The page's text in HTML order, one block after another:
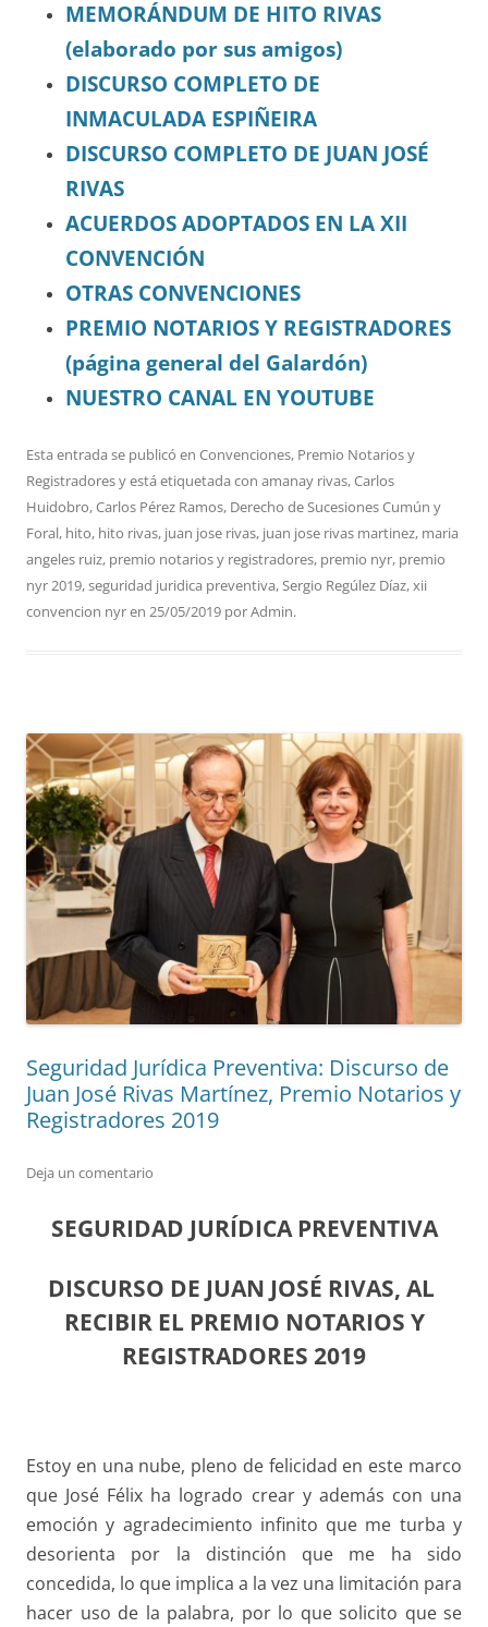
MEMORÁNDUM DE HITO RIVAS
(elaborado por sus amigos)
DISCURSO COMPLETO DE
INMACULADA ESPIÑEIRA
DISCURSO COMPLETO DE JUAN JOSÉ
RIVAS
ACUERDOS ADOPTADOS EN LA XII
CONVENCIÓN
OTRAS CONVENCIONES
PREMIO NOTARIOS Y REGISTRADORES
(página general del Galardón)
NUESTRO CANAL EN YOUTUBE
Esta entrada se publicó en Convenciones, Premio Notarios y
Registradoresy está etiquetada con amanay rivas,Carlos
Huidobro,Carlos Pérez Ramos, Derecho de Sucesiones Cumún y
Foral, hito, hito rivas, juan jose rivas, juan jose rivas martinez, maria
angeles ruiz, premio notarios y registradores, premio nyr, premio
nyr 2019,seguridad juridica preventiva,Sergio Regúlez Díaz,xii
convencion nyren 25/05/2019 porAdmin.
Seguridad Jurídica Preventiva: Discurso de
Juan José Rivas Martínez, Premio Notarios y
Registradores 2019
Deja un comentario
SEGURIDAD JURÍDICA PREVENTIVA
DISCURSO DE JUAN JOSÉ RIVAS, AL
RECIBIR EL PREMIO NOTARIOS Y
REGISTRADORES 2019
Estoy en una nube, pleno de felicidad en este marco
que José Félix ha logrado crear y además con una
emoción y agradecimiento infinito que me turba y
desorienta por la distinción que me ha sido
concedida, lo que implica a la vez una limitación para
hacer uso de la palabra, por lo que solicito que se